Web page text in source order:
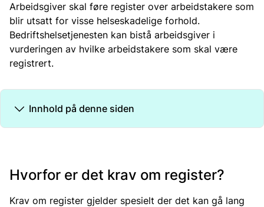
Arbeidsgiver skal føre register over arbeidstakere som
blir utsatt for visse helseskadelige forhold.
Bedriftshelsetjenesten kan bistå arbeidsgiver i
vurderingen av hvilke arbeidstakere som skal være
registrert.
Innhold på denne siden
Hvorfor er det krav om register?
Krav om register gjelder spesielt der det kan gå lang